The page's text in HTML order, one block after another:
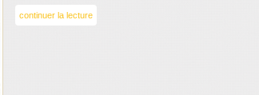
continuer la lecture